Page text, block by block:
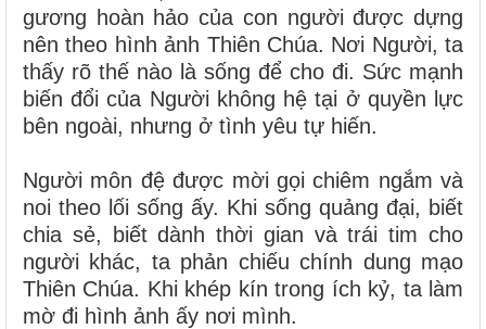
gương hoàn hảo của con người được dựng
nên theo hình ảnh Thiên Chúa. Nơi Người, ta
thấy rõ thế nào là sống để cho đi. Sức mạnh
biến đổi của Người không hệ tại ở quyền lực
bên ngoài, nhưng ở tình yêu tự hiến.
Người môn đệ được mời gọi chiêm ngắm và
noi theo lối sống ấy. Khi sống quảng đại, biết
chia sẻ, biết dành thời gian và trái tim cho
người khác, ta phản chiếu chính dung mạo
Thiên Chúa. Khi khép kín trong ích kỷ, ta làm
mờ đi hình ảnh ấy nơi mình.